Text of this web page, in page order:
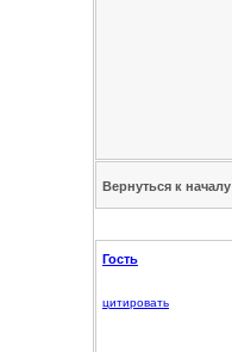
Вернуться к началу
Гость
цитировать